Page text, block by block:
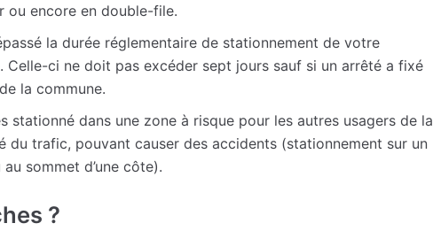
ou encore en double-file.
la durée réglementaire de stationnement de votre
Celle-ci ne doit pas excéder sept jours sauf si un arrêté a fixé
la commune.
stationné dans une zone à risque pour les autres usagers de la
trafic, pouvant causer des accidents (stationnement sur un
sommet d’une côte).
?